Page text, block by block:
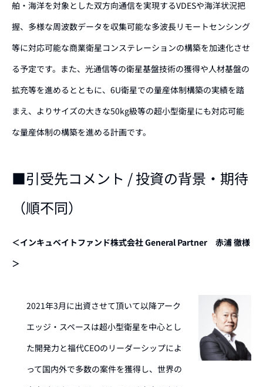
舶・海洋を対象とした双方向通信を実現するVDESや海洋状況把
握、多様な周波数データを収集可能な多波長リモートセンシング
等に対応可能な商業衛星コンステレーションの構築を加速化させ
る予定です。また、光通信等の衛星基盤技術の獲得や人材基盤の
拡充等を進めるとともに、6U衛星での量産体制構築の実績を踏
まえ、 よりサイズの大きな50kg級等の超小型衛星にも対応可能
な量産体制の構築を進める計画です。
■引受先コメント / 投資の背景・期待
（順不同）
＜インキュベイトファンド株式会社 General Partner 赤浦 徹様
＞
2021年3月に出資させて頂いて以降アーク
エッジ・スペースは超小型衛星を中心とし
た開発力と福代CEOのリーダーシップによ
って国内外で多数の案件を獲得し、世界の